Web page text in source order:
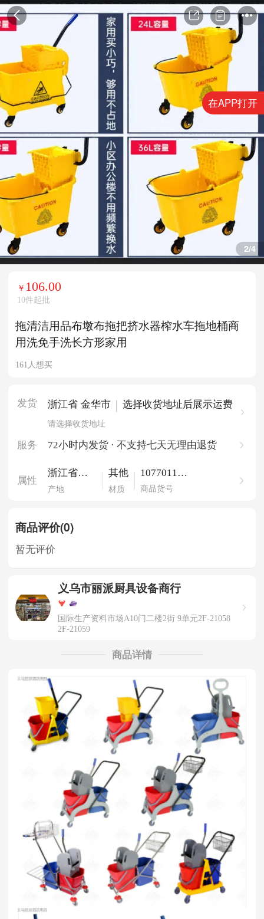
在APP打开
2/4
￥ 106.00
10件起批
拖清洁用品布墩布拖把挤水器榨水车拖地桶商
用洗免手洗长方形家用
161人想买
发货 浙江省 金华市 | 选择收货地址后展示运费
请选择收货地址
服务 72小时内发货 · 不支持七天无理由退货
属性
浙江省义
乌
产地
其他
材质
107701173
84817271
商品货号
商品评价(0)
暂无评价
义乌市丽派厨具设备商行
国际生产资料市场A10门二楼2街 9单元2F-21058
2F-21059
商品详情